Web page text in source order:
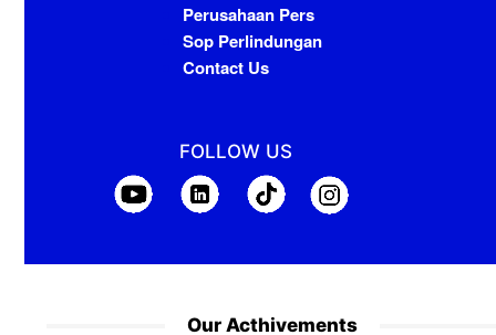
Perusahaan Pers
Sop Perlindungan
Contact Us
FOLLOW US
Our Acthivements